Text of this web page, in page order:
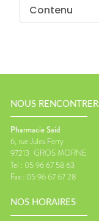
Contenu
NOUS RENCONTRER
Pharmacie Said
6, rue Jules Ferry
97213 GROS MORNE
Tel : 05 96 67 58 63
Fax : 05 96 67 67 28
NOS HORAIRES